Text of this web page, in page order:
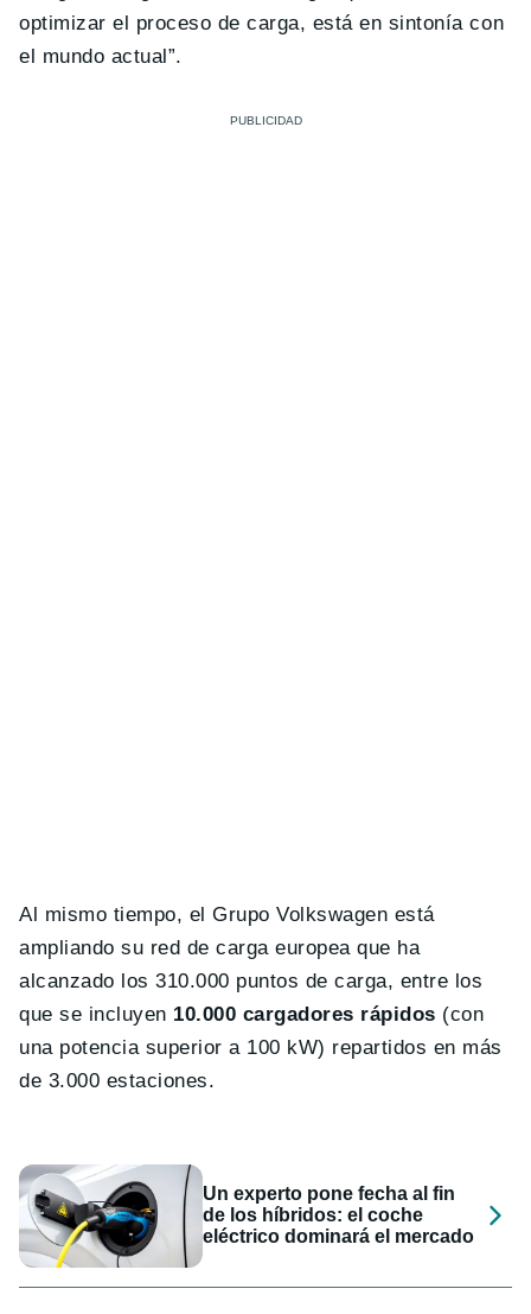
optimizar el proceso de carga, está en sintonía con
el mundo actual”.
Al mismo tiempo, el Grupo Volkswagen está
ampliando su red de carga europea que ha
alcanzado los 310.000 puntos de carga, entre los
que se incluyen 10.000 cargadores rápidos (con
una potencia superior a 100 kW) repartidos en más
de 3.000 estaciones.
Un experto pone fecha al fin
de los híbridos: el coche
eléctrico dominará el mercado